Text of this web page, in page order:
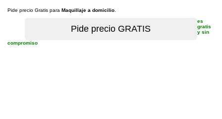
Pide precio Gratis para Maquillaje a domicilio
es
gratis
y sin
compromiso